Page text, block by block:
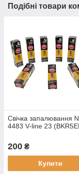
Подібні товари
Свічка запалювання
4483 V-line 23
200 ₴
Купити